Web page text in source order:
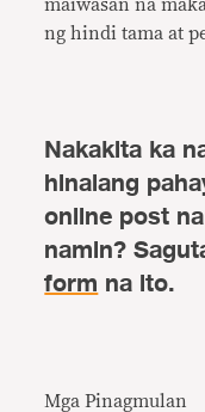
maiwasan na
ng hindi tama at
Nakakita ka
hinalang
online post
namin?
formna ito.
Mga Pinagmulan